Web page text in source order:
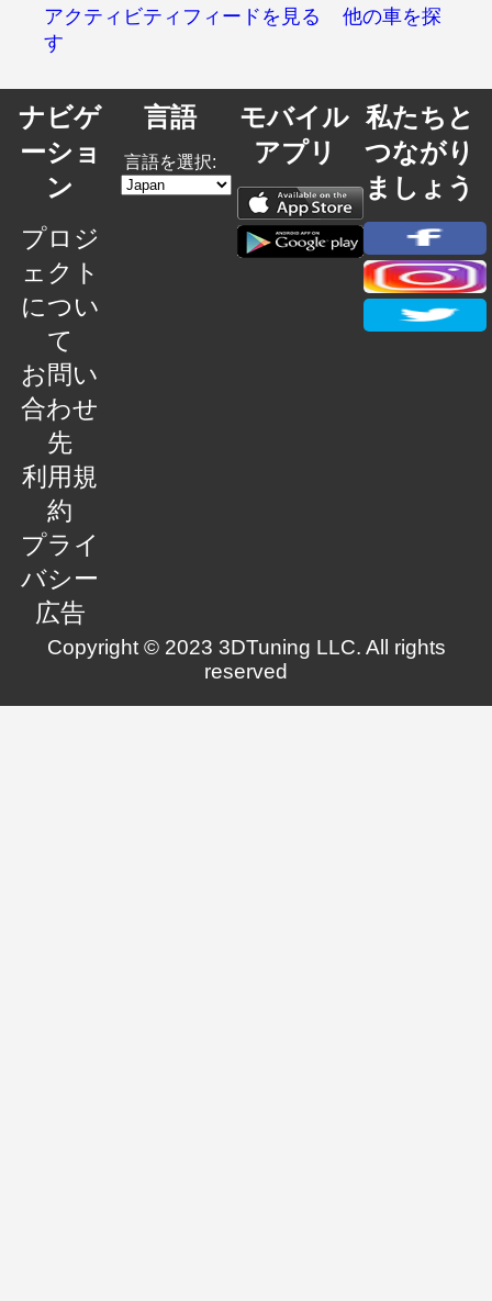
アクティビティフィードを見る
他の車を探
す
ナビゲ
ーショ
ン
プロジ
ェクト
につい
て
お問い
合わせ
先
利用規
約
プライ
バシー
広告
言語
言語を選択:
モバイル
アプリ
私たちと
つながり
ましょう
Copyright © 2023 3DTuning LLC. All rights
reserved